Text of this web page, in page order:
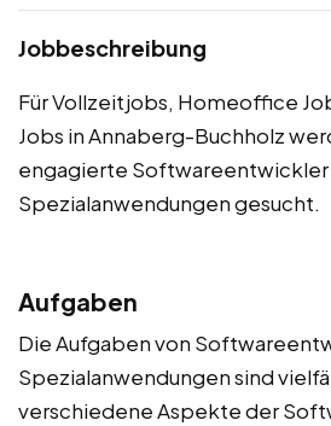
Jobbeschreibung
Für Vollzeitjobs, Homeoffice
Jobs in Annaberg-Buchholz
engagierte Softwareentwickler
Spezialanwendungen gesucht.
Aufgaben
Die Aufgaben von
Spezialanwendungen sind
verschiedene Aspekte der